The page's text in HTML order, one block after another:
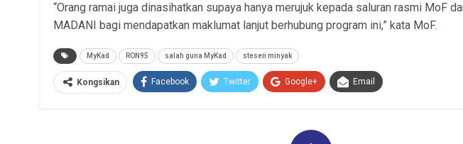
“Orang ramai juga dinasihatkan supaya hanya merujuk kepada saluran rasmi MoF
MADANI bagi mendapatkan maklumat lanjut berhubung program ini,” kata MoF.
MyKad RON95 salah guna MyKad stesen minyak
Kongsikan Facebook Twitter Google+ Email